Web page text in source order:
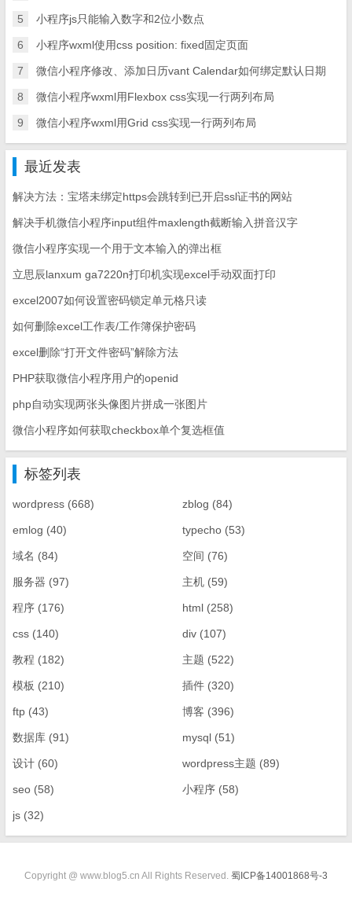
5 小程序js只能输入数字和2位小数点
6 小程序wxml使用css position: fixed固定页面
7 微信小程序修改、添加日历vant Calendar如何绑定默认日期
8 微信小程序wxml用Flexbox css实现一行两列布局
9 微信小程序wxml用Grid css实现一行两列布局
最近发表
解决方法：宝塔未绑定https会跳转到已开启ssl证书的网站
解决手机微信小程序input组件maxlength截断输入拼音汉字
微信小程序实现一个用于文本输入的弹出框
立思辰lanxum ga7220n打印机实现excel手动双面打印
excel2007如何设置密码锁定单元格只读
如何删除excel工作表/工作簿保护密码
excel删除“打开文件密码”解除方法
PHP获取微信小程序用户的openid
php自动实现两张头像图片拼成一张图片
微信小程序如何获取checkbox单个复选框值
标签列表
wordpress (668) zblog (84)
emlog (40) typecho (53)
域名 (84) 空间 (76)
服务器 (97) 主机 (59)
程序 (176) html (258)
css (140) div (107)
教程 (182) 主题 (522)
模板 (210) 插件 (320)
ftp (43) 博客 (396)
数据库 (91) mysql (51)
设计 (60) wordpress主题 (89)
seo (58) 小程序 (58)
js (32)
Copyright @ www.blog5.cn All Rights Reserved. 蜀ICP备14001868号-3